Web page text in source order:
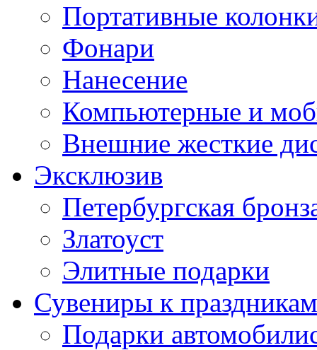
Портативные
Фонари
Нанесение
Компьютерные и
Внешние жесткие
Эксклюзив
Петербургская
Златоуст
Элитные подарки
Сувениры к праздникам
Подарки